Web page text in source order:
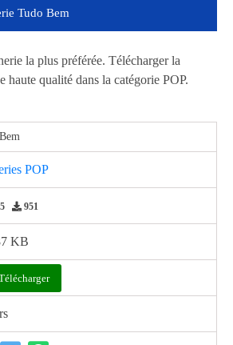
Tudo Bem
la plus préférée. Télécharger la
haute qualité dans la catégorie POP.
POP
951
KB